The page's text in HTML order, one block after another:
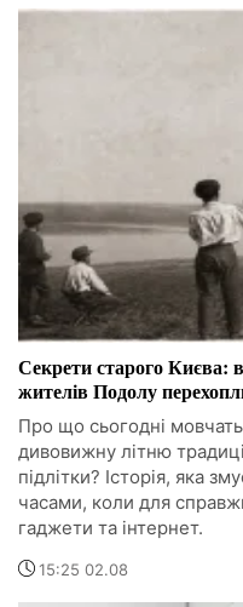
Секрети старого Києва:
жителів Подолу
Про що сьогодні мовчать
дивовижну літню
підлітки? Історія, яка
часами, коли для
гаджети та інтернет.
15:25 02.08